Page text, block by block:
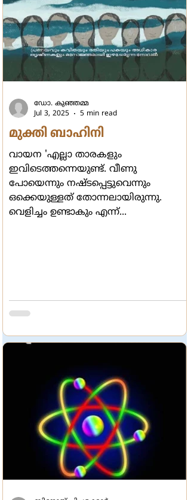
മുക്തി ബാഹിനി
വായന 'എല്ലാ താരകളും
ഇവിടെത്തന്നെയുണ്ട്. വീണു
പോയെന്നും നഷ്ടപ്പെട്ടുവെന്നും
ഒക്കെയുള്ളത് തോന്നലായിരുന്നു.
വെളിച്ചം ഉണ്ടാകും എന്ന്...
ഡോ. കുഞ്ഞമ്മ
Jul 3, 2025
5 min read